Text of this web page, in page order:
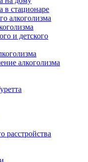
в стационаре
алкоголизма
и детского
алкоголизма
расстройства